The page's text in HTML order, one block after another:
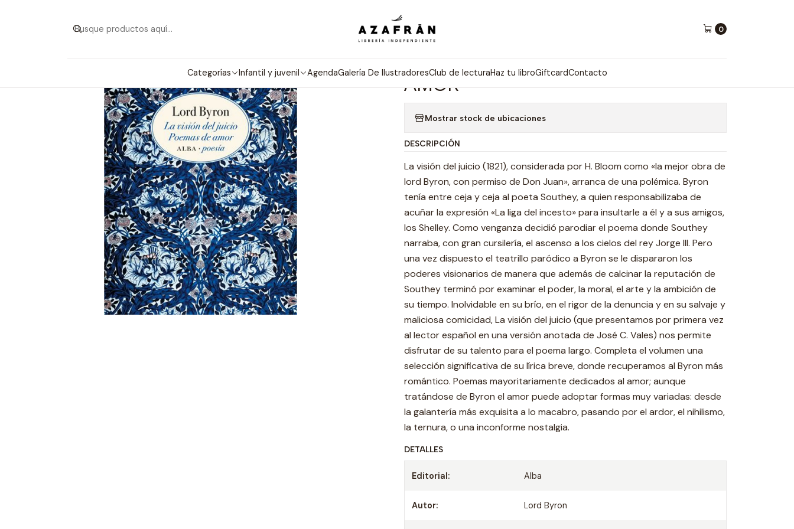
0
Categorías Infantil y juvenil AgendaGalería De IlustradoresClub de lecturaHaz tu libroGiftcardContacto
La Visión Del Juicio Poemas De Amor
LA VISIÓN DEL JUICIO POEMAS DE
AMOR
Mostrar stock de ubicaciones
DESCRIPCIÓN
La visión del juicio (1821), considerada por H. Bloom como «la mejor obra de
lord Byron, con permiso de Don Juan», arranca de una polémica. Byron
tenía entre ceja y ceja al poeta Southey, a quien responsabilizaba de
acuñar la expresión «La liga del incesto» para insultarle a él y a sus amigos,
los Shelley. Como venganza decidió parodiar el poema donde Southey
narraba, con gran cursilería, el ascenso a los cielos del rey Jorge III. Pero
una vez dispuesto el teatrillo paródico a Byron se le dispararon los
poderes visionarios de manera que además de calcinar la reputación de
Southey terminó por examinar el poder, la moral, el arte y la ambición de
su tiempo. Inolvidable en su brío, en el rigor de la denuncia y en su salvaje y
maliciosa comicidad, La visión del juicio (que presentamos por primera vez
al lector español en una versión anotada de José C. Vales) nos permite
disfrutar de su talento para el poema largo. Completa el volumen una
selección significativa de su lírica breve, donde recuperamos al Byron más
romántico. Poemas mayoritariamente dedicados al amor; aunque
tratándose de Byron el amor puede adoptar formas muy variadas: desde
la galantería más exquisita a lo macabro, pasando por el ardor, el nihilismo,
la ternura, o una inconforme nostalgia.
DETALLES
Editorial: Alba
Autor: Lord Byron